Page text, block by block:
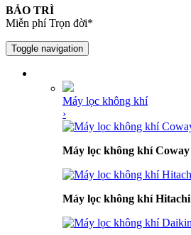
BẢO TRÌ
Miễn phí Trọn đời*
Toggle navigation
Máy lọc không khí
›
Máy lọc không khí Coway
Máy lọc không khí Hitachi